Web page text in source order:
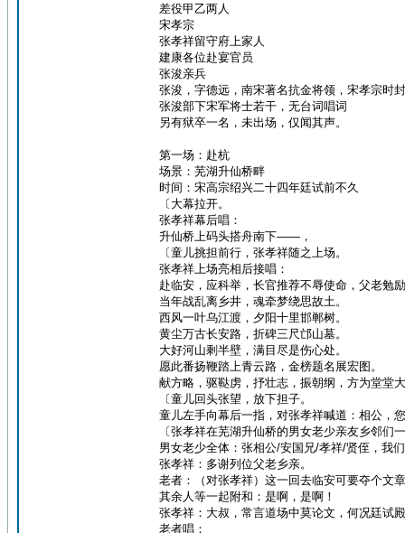
差役甲乙两人
宋孝宗
张孝祥留守府上家人
建康各位赴宴官员
张浚亲兵
张浚，字德远，南宋著名抗金将领，宋孝宗时
张浚部下宋军将士若干，无台词唱词
另有狱卒一名，未出场，仅闻其声。
第一场：赴杭
场景：芜湖升仙桥畔
时间：宋高宗绍兴二十四年廷试前不久
〔大幕拉开。
张孝祥幕后唱：
升仙桥上码头搭舟南下——，
〔童儿挑担前行，张孝祥随之上场。
张孝祥上场亮相后接唱：
赴临安，应科举，长官推荐不辱使命，父老勉
当年战乱离乡井，魂牵梦绕思故土。
西风一叶乌江渡，夕阳十里邯郸树。
黄尘万古长安路，折碑三尺邙山墓。
大好河山剩半壁，满目尽是伤心处。
愿此番扬鞭踏上青云路，金榜题名展宏图。
献方略，驱鞑虏，抒壮志，振朝纲，方为堂堂
〔童儿回头张望，放下担子。
童儿左手向幕后一指，对张孝祥喊道：相公，
〔张孝祥在芜湖升仙桥的男女老少亲友乡邻们
男女老少全体：张相公/安国兄/孝祥/贤侄，我
张孝祥：多谢列位父老乡亲。
老者：（对张孝祥）这一回去临安可要夺个文
其余人等一起附和：是啊，是啊！
张孝祥：大叔，常言道场中莫论文，何况廷试
老者唱：